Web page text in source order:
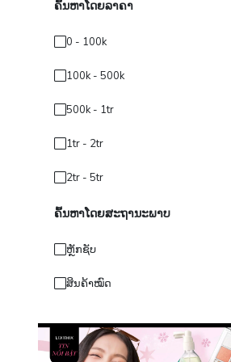
ຄົ້ນຫາໂດຍລາຄາ
0 - 100k
100k - 500k
500k - 1tr
1tr - 2tr
2tr - 5tr
ຄົ້ນຫາໂດຍສະຖານະພາບ
ຫຼັກຊັບ
ສິນຄ້າໝົດ